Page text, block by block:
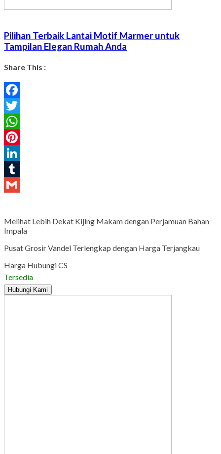
Pilihan Terbaik Lantai Motif Marmer untuk
Tampilan Elegan Rumah Anda
Share This :
Facebook
Twitter
WhatsApp
Pinterest
LinkedIn
Tumblr
Melihat Lebih Dekat Kijing Makam dengan Perjamuan Bahan
Impala
Pusat Grosir Vandel Terlengkap dengan Harga Terjangkau
Harga Hubungi CS
Tersedia
Hubungi Kami